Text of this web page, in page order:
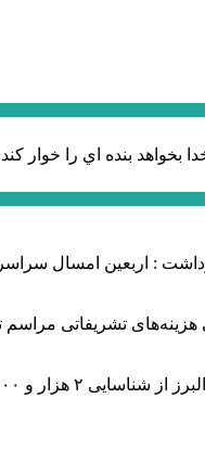
بخواهد بنده اي را خوار
هزینه‌های تشریفاتی